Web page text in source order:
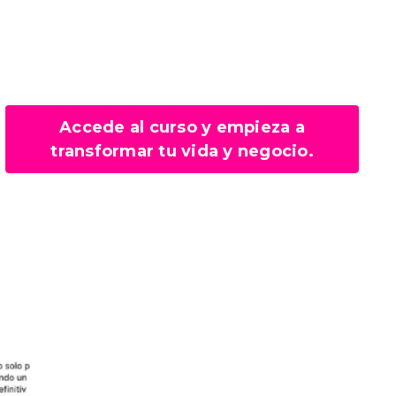
Accede al curso y empieza a
transformar tu vida y negocio.